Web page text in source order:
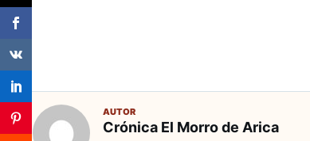
AUTOR
Crónica El Morro de Arica